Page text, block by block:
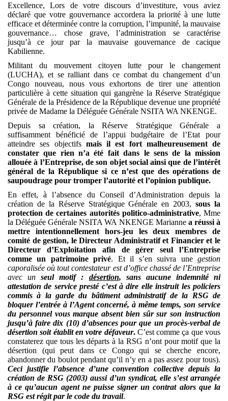
Excellence, Lors de votre discours d’investiture, vous aviez
déclaré que votre gouvernance accordera la priorité à une lutte
efficace et déterminée contre la corruption, l’impunité, la mauvaise
gouvernance… chose grave, l’administration se caractérise
jusqu’à ce jour par la mauvaise gouvernance de cacique
Kabilienne.
Militant du mouvement citoyen lutte pour le changement
(LUCHA), et se ralliant dans ce combat du changement d’un
Congo nouveau, nous vous exhortons de tirer une attention
particulière à cette situation qui gangrène la Réserve Stratégique
Générale de la Présidence de la République devenue une propriété
privée de Madame la Déléguée Générale NSITA WA NKENGE.
Depuis sa création, la Réserve Stratégique Générale a
suffisamment bénéficié de l’appui budgétaire de l’Etat pour
atteindre ses objectifs mais il est fort malheureusement de
constater que rien n’a été fait dans le sens de la mission
allouée à l’Entreprise, de son objet social ainsi que de l’intérêt
général de la République si ce n’est que des opérations de
saupoudrage pour tromper l’autorité et l’opinion publique.
En effet, à l’absence du Conseil d’Administration depuis la
création de la Réserve Stratégique Générale en 2003,sous la
protection de certaines autorités politico-administrative, Mme
la Déléguée Générale NSITA WA NKENGE Marianne a réussi à
mettre intentionnellement hors-jeu les deux membres de
comité de gestion, le Directeur Administratif et Financier et le
Directeur d’Exploitation afin de gérer seul l’Entreprise
comme un patrimoine privé. Et il s’en suivra unegestion
caporalisée où tout contestateur est d’office chassé de l’Entreprise
avec unseul motif : désertion, sans aucune indemnité ni
attestation de service presté c’est à dire elle instruit les policiers
commis à la garde du bâtiment administratif de la RSG de
bloquer l’entrée à l’Agent concerné, à même temps, son service
du personnel vous marque absent bien sûr sur son instruction
jusqu’à faire dix (10) d’absences pour que un procès-verbal de
désertion soit établit en votre défaveur.C’est comme ça que vous
constaterez que tous les départs à la RSG n’ont pour motif que la
désertion (qui peut dans ce Congo qui se cherche encore,
abandonner du boulot pendant qu’il n’y en a pas assez pour tous).
Ceci justifie l’absence d’une convention collective depuis la
création de RSG (2003) aussi d’un syndicat, elle s’est arrangée
à ce qu’aucun agent ne puisse signer un contrat alors que la
RSG est régit par le code du travail.